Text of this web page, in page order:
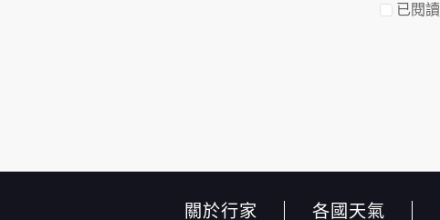
為了在本網站提供您最佳的互動性服務，可能會
於一般瀏覽時，伺服器會自行記錄相關行徑，包
為提供精確的服務，我們會將收集的問卷調查
在您於本網站註冊帳號、使用本網站相關產品
當客戶在本網站註冊時，我們會取得您的姓名、
們的服務後，我們即取得您的資料。註冊時，
成功，並登入使用我們的服務後，本網站即取得
已閱
關於行家 各國天氣